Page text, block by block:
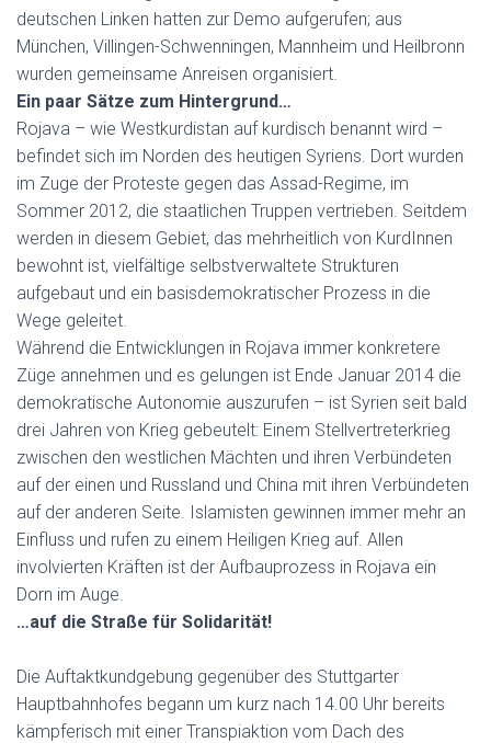
deutschen Linken hatten zur Demo aufgerufen; aus
München, Villingen-Schwenningen, Mannheim und Heilbronn
wurden gemeinsame Anreisen organisiert.
Ein paar Sätze zum Hintergrund…
Rojava – wie Westkurdistan auf kurdisch benannt wird –
befindet sich im Norden des heutigen Syriens. Dort wurden
im Zuge der Proteste gegen das Assad-Regime, im
Sommer 2012, die staatlichen Truppen vertrieben. Seitdem
werden in diesem Gebiet, das mehrheitlich von KurdInnen
bewohnt ist, vielfältige selbstverwaltete Strukturen
aufgebaut und ein basisdemokratischer Prozess in die
Wege geleitet.
Während die Entwicklungen in Rojava immer konkretere
Züge annehmen und es gelungen ist Ende Januar 2014 die
demokratische Autonomie auszurufen – ist Syrien seit bald
drei Jahren von Krieg gebeutelt: Einem Stellvertreterkrieg
zwischen den westlichen Mächten und ihren Verbündeten
auf der einen und Russland und China mit ihren Verbündeten
auf der anderen Seite. Islamisten gewinnen immer mehr an
Einfluss und rufen zu einem Heiligen Krieg auf. Allen
involvierten Kräften ist der Aufbauprozess in Rojava ein
Dorn im Auge.
…auf die Straße für Solidarität!
Die Auftaktkundgebung gegenüber des Stuttgarter
Hauptbahnhofes begann um kurz nach 14.00 Uhr bereits
kämpferisch mit einer Transpiaktion vom Dach des